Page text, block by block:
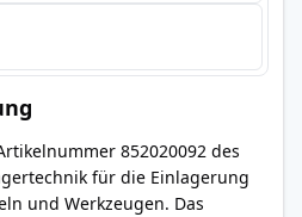
852020092 des
für die Einlagerung
und Werkzeugen. Das